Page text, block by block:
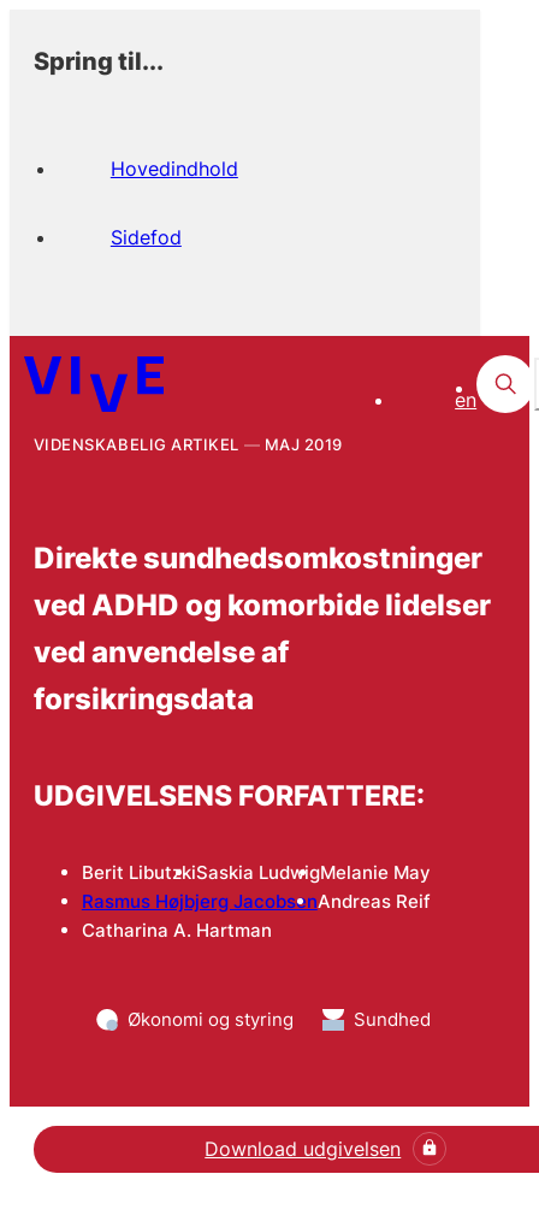
Spring til...
Hovedindhold
Sidefod
en
VIDENSKABELIG ARTIKEL MAJ 2019
Direkte sundhedsomkostninger
ved ADHD og komorbide lidelser
ved anvendelse af
forsikringsdata
UDGIVELSENS FORFATTERE:
Berit LibutzkiSaskia LudwigMelanie May
Rasmus Højbjerg JacobsenAndreas Reif
Catharina A. Hartman
Økonomi og styring Sundhed
Download udgivelsen
Læs den